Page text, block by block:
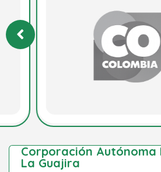
Corporación Autónoma
La Guajira